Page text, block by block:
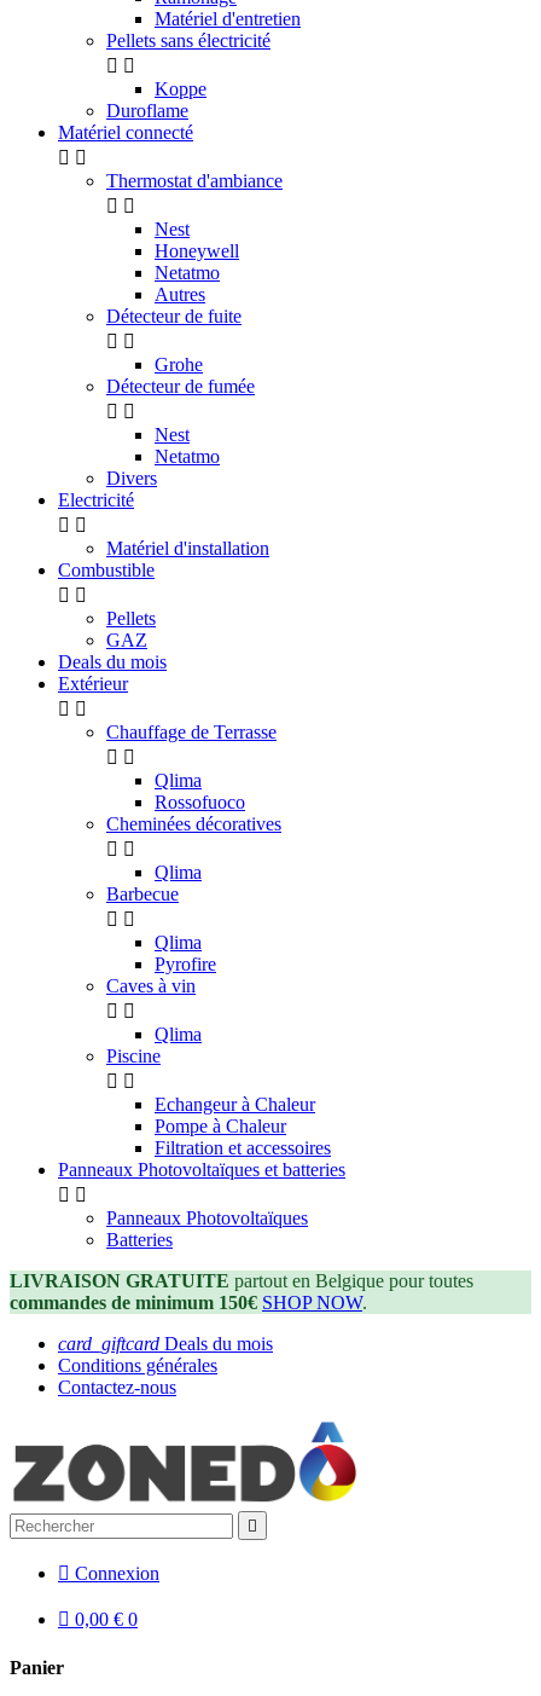
Matériel d'entretien
Pellets sans électricité
 
Koppe
Duroflame
Matériel connecté
 
Thermostat d'ambiance
 
Nest
Honeywell
Netatmo
Autres
Détecteur de fuite
 
Grohe
Détecteur de fumée
 
Nest
Netatmo
Divers
Electricité
 
Matériel d'installation
Combustible
 
Pellets
GAZ
Deals du mois
Extérieur
 
Chauffage de Terrasse
 
Qlima
Rossofuoco
Cheminées décoratives
 
Qlima
Barbecue
 
Qlima
Pyrofire
Caves à vin
 
Qlima
Piscine
 
Echangeur à Chaleur
Pompe à Chaleur
Filtration et accessoires
Panneaux Photovoltaïques et batteries
 
Panneaux Photovoltaïques
Batteries
LIVRAISON GRATUITE partout en Belgique pour toutes
commandes de minimum 150€ SHOP NOW.
card_giftcard Deals du mois
Conditions générales
Contactez-nous

 Connexion
 0,00 € 0
Panier